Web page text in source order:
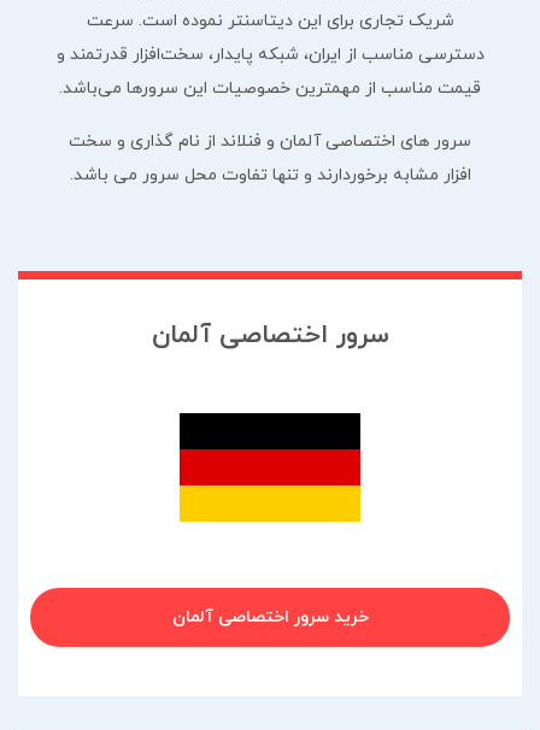
شریک تجاری برای این دیتاسنتر نموده است. سرعت
دسترسی مناسب از ایران، شبکه پایدار، سخت‌افزار قدرتمند و
قیمت مناسب از مهمترین خصوصیات این سرورها می‌باشد.
سرور های اختصاصی آلمان و فنلاند از نام گذاری و سخت
افزار مشابه برخوردارند و تنها تفاوت محل سرور می باشد.
سرور اختصاصی آلمان
خرید سرور اختصاصی آلمان